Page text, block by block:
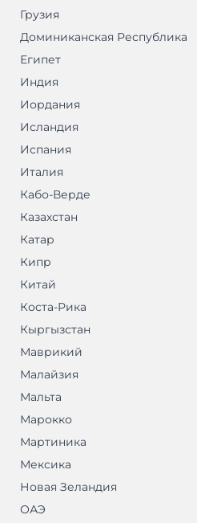
Грузия
Доминиканская Республика
Египет
Индия
Иордания
Исландия
Испания
Италия
Кабо-Верде
Казахстан
Катар
Кипр
Китай
Коста-Рика
Кыргызстан
Маврикий
Малайзия
Мальта
Марокко
Мартиника
Мексика
Новая Зеландия
ОАЭ